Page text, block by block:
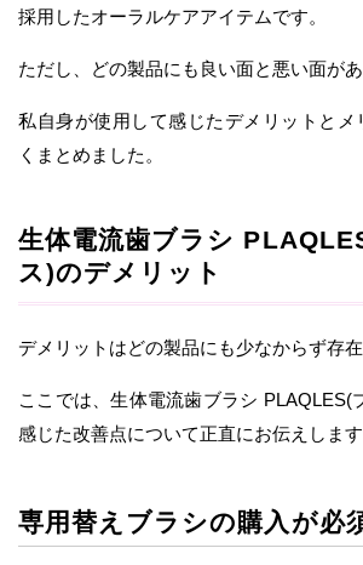
採用したオーラルケアアイテムです。
ただし、どの製品にも良い面と悪い面があ
私自身が使用して感じたデメリットとメ
くまとめました。
生体電流歯ブラシ
ス)のデメリット
デメリットはどの製品にも少なからず存在
ここでは、生体電流歯ブラシ PLAQLES(
感じた改善点について正直にお伝えします
専用替えブラシの購入が必